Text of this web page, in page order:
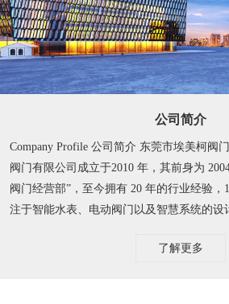
公司简介
Company Profile 公司简介 东莞市埃美柯阀
阀门有限公司成立于2010 年，其前身为
阀门经营部”，至今拥有 20 年的行业经验，
注于智能水表、电动阀门以及智慧系统的设
了解更多